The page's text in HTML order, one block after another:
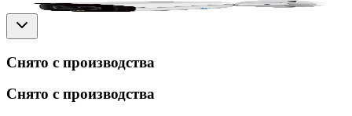
Снято с производства
Снято с производства